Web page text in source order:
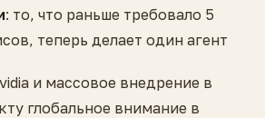
: то, что раньше требовало 5
теперь делает один агент
и массовое внедрение в
глобальное внимание в